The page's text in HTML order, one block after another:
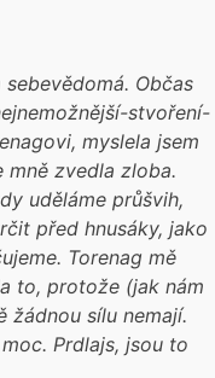
Občas
stvoření-
myslela jsem
mně zvedla zloba.
uděláme průšvih,
před hnusáky, jako
Torenag mě
to, protože (jak nám
žádnou sílu nemají.
Prdlajs, jsou to